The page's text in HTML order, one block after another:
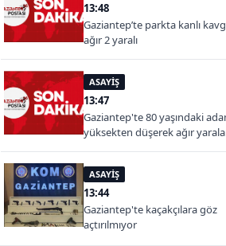
13:48
Gaziantep’te parkta kanlı
ağır 2 yaralı
ASAYİŞ
13:47
Gaziantep'te 80 yaşındaki
yüksekten düşerek ağır
ASAYİŞ
13:44
Gaziantep'te kaçakçılara göz
açtırılmıyor